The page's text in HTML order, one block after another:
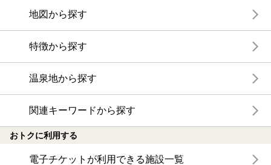
地図から探す
特徴から探す
温泉地から探す
関連キーワードから探す
おトクに利用する
電子チケットが利用できる施設一覧